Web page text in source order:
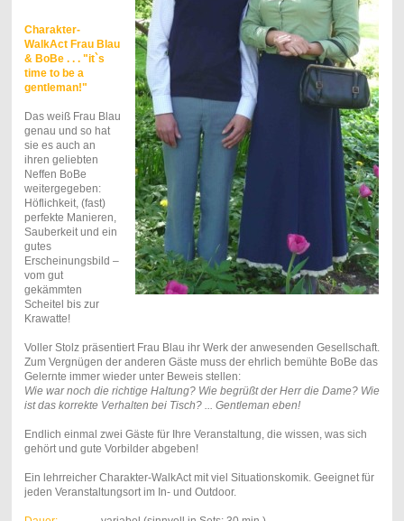
Charakter-
WalkAct Frau Blau
& BoBe . . . "it`s
time to be a
gentleman!"
Das weiß Frau Blau
genau und so hat
sie es auch an
ihren geliebten
Neffen BoBe
weitergegeben:
Höflichkeit, (fast)
perfekte Manieren,
Sauberkeit und ein
gutes
Erscheinungsbild –
vom gut
gekämmten
Scheitel bis zur
Krawatte!
Voller Stolz präsentiert Frau Blau ihr Werk der anwesenden Gesellschaft.
Zum Vergnügen der anderen Gäste muss der ehrlich bemühte BoBe das
Gelernte immer wieder unter Beweis stellen:
Wie war noch die richtige Haltung? Wie begrüßt der Herr die Dame? Wie
ist das korrekte Verhalten bei Tisch? ... Gentleman eben!
Endlich einmal zwei Gäste für Ihre Veranstaltung, die wissen, was sich
gehört und gute Vorbilder abgeben!
Ein lehrreicher Charakter-WalkAct mit viel Situationskomik. Geeignet für
jeden Veranstaltungsort im In- und Outdoor.